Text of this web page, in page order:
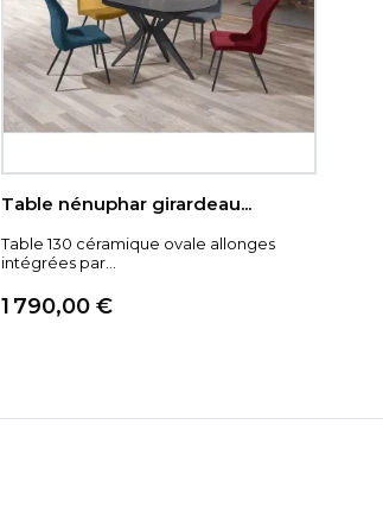
céramique bois
céramique Iron
céramique gris nuancé
Table nénuphar girardeau...
Table 130 céramique ovale allonges
intégrées par...
Prix
1 790,00 €